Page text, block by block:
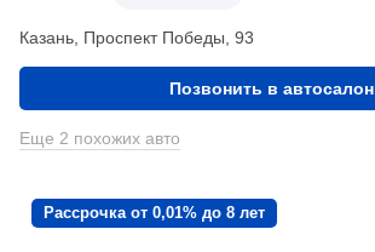
Казань, Проспект Победы, 93
Позвонить в автосалон
Еще 2 похожих авто
Рассрочка от 0,01% до 8 лет